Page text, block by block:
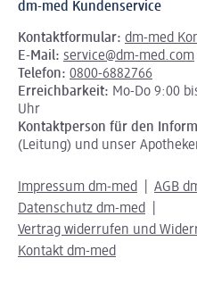
dm-med Kundenservice
Kontaktformular: dm-med
E-Mail: service@dm-med.com
Telefon: 0800-6882766
Erreichbarkeit: Mo-Do 9:00
Uhr
Kontaktperson für den
(Leitung) und unser
Impressum dm-med
AGB
Datenschutz dm-med
Vertrag widerrufen und
Kontakt dm-med